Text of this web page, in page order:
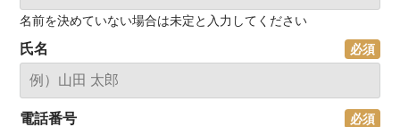
名前を決めていない場合は未定と入力してください
氏名
電話番号